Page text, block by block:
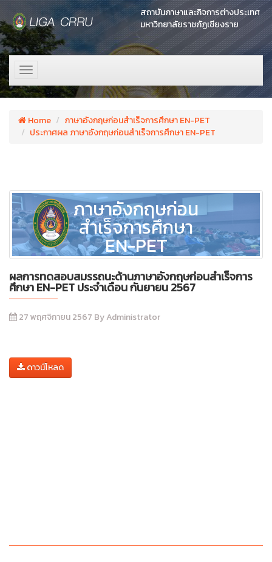
สถาบันภาษาและกิจการต่างประเทศ
มหาวิทยาลัยราชภัฏเชียงราย
Toggle
navigation
Home
ภาษาอังกฤษก่อนสำเร็จการศึกษา EN-PET
ประกาศผล ภาษาอังกฤษก่อนสำเร็จการศึกษา EN-PET
ภาษาอังกฤษก่อน
สำเร็จการศึกษา
EN-PET
ผลการทดสอบสมรรถนะด้านภาษาอังกฤษก่อนสำเร็จการ
ศึกษา EN-PET ประจำเดือน กันยายน 2567
27 พฤศจิกายน 2567 By Administrator
ดาวน์โหลด